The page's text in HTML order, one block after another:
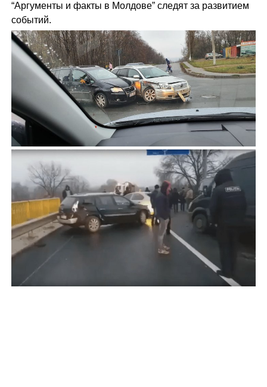
“Аргументы и факты в Молдове” следят за развитием
событий.